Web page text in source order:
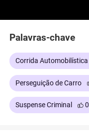
Palavras-chave
Corrida Automobilística
Perseguição de Carro
Suspense Criminal 0